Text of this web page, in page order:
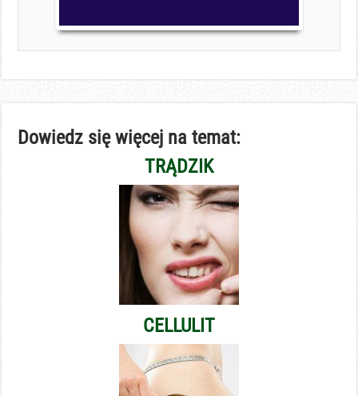
Dowiedz się więcej na temat:
TRĄDZIK
CELLULIT